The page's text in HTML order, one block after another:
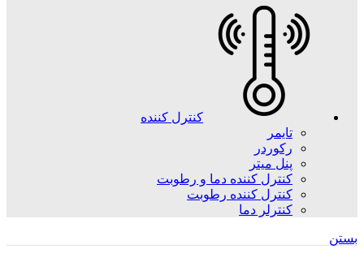
کنترل کننده
تایمر
رکوردر
پنل میتر
کنترل کننده دما و رطوبت
کنترل کننده رطوبت
کنترلر دما
بستن